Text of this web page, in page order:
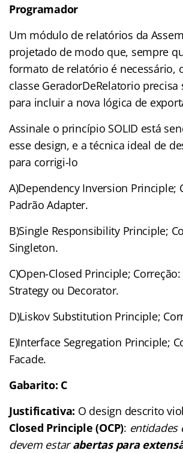
Programador
Um módulo de relatórios da
projetado de modo que, sempre
formato de relatório é necessário,
classe GeradorDeRelatorio
para incluir a nova lógica de
Assinale o princípio SOLID está
esse design, e a técnica ideal de
para corrigi-lo
A)Dependency Inversion Principle;
Padrão Adapter.
B)Single Responsibility Principle;
Singleton.
C)Open-Closed Principle;
Strategy ou Decorator.
D)Liskov Substitution Principle;
E)Interface Segregation Principle;
Facade.
Gabarito: C
Justificativa: O design descrito
Closed Principle (OCP): entidades
devem estarabertas para